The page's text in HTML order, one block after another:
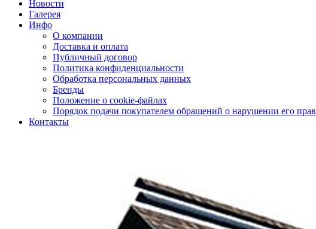
Новости
Галерея
Инфо
О компании
Доставка и оплата
Публичный договор
Политика конфиденциальности
Обработка персональных данных
Бренды
Положение о cookie-файлах
Порядок подачи покупателем обращений о нарушении его прав
Контакты